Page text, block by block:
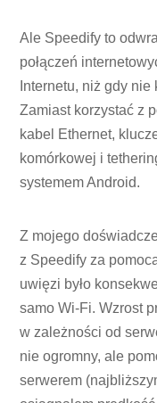
Ale Speedify to
połączeń
Internetu, niż gdy
Zamiast korzystać z
kabel Ethernet,
komórkowej i
systemem Android.
Z mojego
z Speedify za
uwięzi było
samo Wi-Fi. Wzrost
w zależności od
nie ogromny, ale
serwerem